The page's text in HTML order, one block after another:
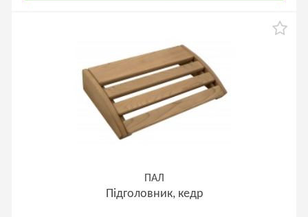
ПАЛ
Підголовник, кедр